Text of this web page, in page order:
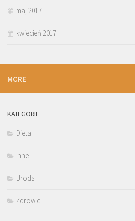
maj 2017
kwiecień 2017
MORE
KATEGORIE
Dieta
Inne
Uroda
Zdrowie